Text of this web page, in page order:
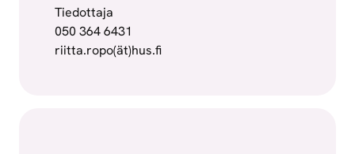
Tiedottaja
050 364 6431
riitta.ropo(ät)hus.fi